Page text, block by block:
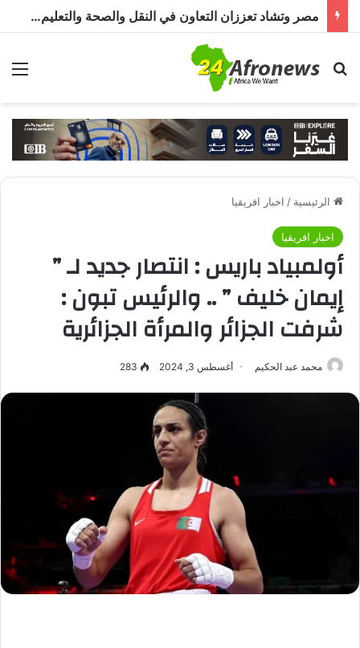
مصر وتشاد تعززان التعاون في النقل والصحة والتعليم والاستثمار خلال الدورة الرابعة للجنة المشتركة
بحث عن
الرئيسية / اخبار افريقيا
اخبار افريقيا
أولمبياد باريس : انتصار جديد لـ ”
إيمان خليف ” .. والرئيس تبون :
شرفت الجزائر والمرأة الجزائرية
محمد عبد الحكيم أغسطس 3, 2024 283